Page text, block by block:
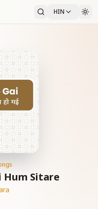
HIN
Hum Sitare